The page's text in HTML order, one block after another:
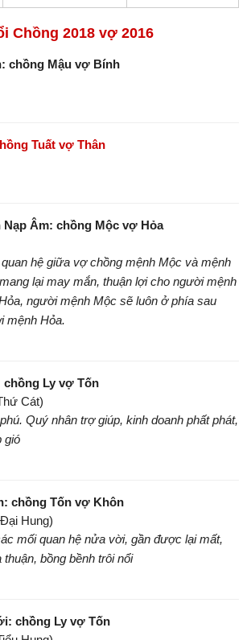
Chồng 2018 vợ 2016
chồng Mậu vợ Bính
Tuất vợ Thân
Nạp Âm: chồng Mộc vợ Hỏa
hệ giữa vợ chồng mệnh Mộc và mệnh
lại may mắn, thuận lợi cho người mệnh
người mệnh Mộc sẽ luôn ở phía sau
mệnh Hỏa.
chồng Ly vợ Tốn
Cát)
Quý nhân trợ giúp, kinh doanh phất phát,
gió
chồng Tốn vợ Khôn
Hung)
mối quan hệ nửa vời, gần được lại mất,
bồng bềnh trôi nổi
chồng Ly vợ Tốn